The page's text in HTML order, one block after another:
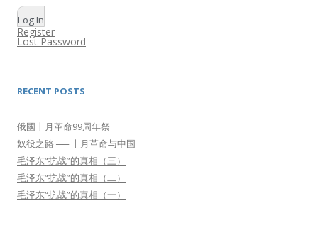
Log In
Register
Lost Password
RECENT POSTS
俄國十月革命99周年祭
奴役之路 ── 十月革命与中国
毛泽东“抗战”的真相（三）
毛泽东“抗战”的真相（二）
毛泽东“抗战”的真相（一）